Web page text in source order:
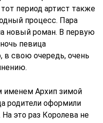
период артист также
процесс. Пара
новый роман. В первую
певица
в свою очередь, очень
именем Архип зимой
родители оформили
это раз Королева не